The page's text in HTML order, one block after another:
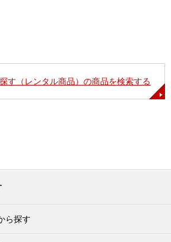
す（レンタル商品）の商品を検索する
ら探す